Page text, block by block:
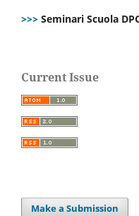
>>> Seminari Scuola
Current Issue
Make a Submission